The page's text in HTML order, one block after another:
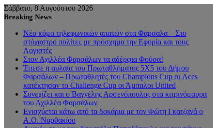
Σάββατο, 8 Αυγούστου 2026
Breaking News
Νέο κύμα τηλεφωνικών απατών στα Φάρσαλα – Στο
στόχαστρο πολίτες με πρόσχημα την Εφορία και τους
Λογιστές
Στον Αχιλλέα Φαρσάλων τα αδέρφια Φούσα!
Έπεσε η αυλαία του Πρωταθλήματος 5Χ5 του Δήμου
Φαρσάλων – Πρωταθλητές του Champions Cup οι Aces
κατέκτησαν το Challenge Cup οι Άμπαλοι United
Συνεχίζει και ο Βαγγέλης Αρσενόπουλος στα κιτρινόμαυρα
του Αχιλλέα Φαρσάλων
Ενισχύεται κάτω από τα δοκάρια με τον Φώτη Γκατζανά ο
Α.Ο. Ναρθακίου